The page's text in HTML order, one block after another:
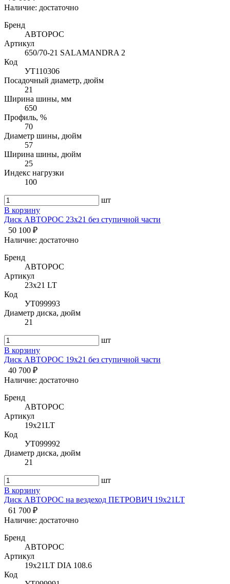
Наличие: достаточно
Бренд
АВТОРОС
Артикул
650/70-21 SALAMANDRA 2
Код
УТ110306
Посадочный диаметр, дюйм
21
Ширина шины, мм
650
Профиль, %
70
Диаметр шины, дюйм
57
Ширина шины, дюйм
25
Индекс нагрузки
100
шт
В корзину
Диск АВТОРОС 23х21 без ступичной части
50 100 ₽
Наличие: достаточно
Бренд
АВТОРОС
Артикул
23х21 LT
Код
УТ099993
Диаметр диска, дюйм
21
шт
В корзину
Диск АВТОРОС 19х21 без ступичной части
40 700 ₽
Наличие: достаточно
Бренд
АВТОРОС
Артикул
19х21LT
Код
УТ099992
Диаметр диска, дюйм
21
шт
В корзину
Диск АВТОРОС на вездеход ПЕТРОВИЧ 19х21LT
61 700 ₽
Наличие: достаточно
Бренд
АВТОРОС
Артикул
19х21LT DIA 108.6
Код